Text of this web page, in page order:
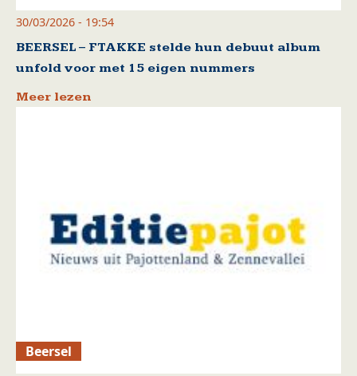
30/03/2026 - 19:54
BEERSEL – FTAKKE stelde hun debuut album
unfold voor met 15 eigen nummers
Meer lezen
Beersel